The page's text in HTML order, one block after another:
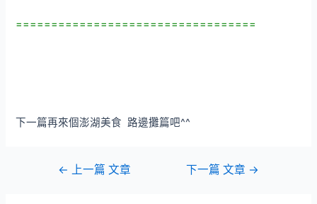
==================================
下一篇再來個澎湖美食 路邊攤篇吧^^
← 上一篇 文章 下一篇 文章 →